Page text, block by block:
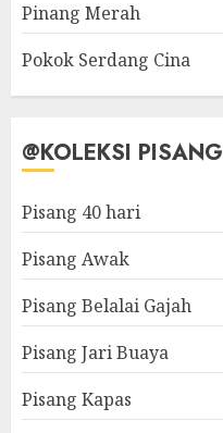
Pinang Merah
Pokok Serdang Cina
@KOLEKSI PISANG
Pisang 40 hari
Pisang Awak
Pisang Belalai Gajah
Pisang Jari Buaya
Pisang Kapas